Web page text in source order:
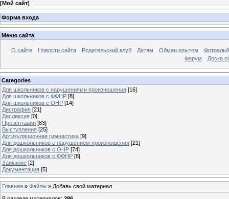
[Мой сайт]
Форма входа
Меню сайта
О сайте Новости сайта Родительский клуб Детям Обмен опытом
Форум
Доска
Categories
Для школьников с нарушениями произношения [16]
Для школьников с ФФНР [8]
Для школьников с ОНР [14]
Дисграфия [21]
Дислексия [0]
Презентации [83]
Выступления [25]
Артикуляционная гимнастика [9]
Для дошкольников с нарушением произношения [21]
Для дошкольников с ОНР [74]
Для дошкольников с ФФНР [8]
Заикание [2]
Документация [5]
Главная » Файлы » Добавь свой материал